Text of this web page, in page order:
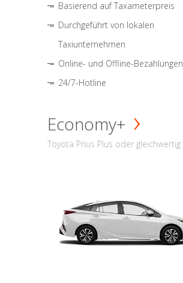
Basierend auf Taxameterpreis
Durchgeführt von lokalen
Taxiunternehmen
Online- und Offline-Bezahlungen
24/7-Hotline
Economy+
Toyota Prius Plus oder gleichwertig